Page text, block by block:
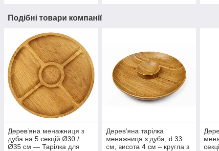
Подібні товари компанії
Дерев’яна менажниця з
дуба на 5 секцій Ø30 /
Ø35 см — Тарілка для
Дерев’яна тарілка
менажниця з дуба, d 33
см, висота 4 см – кругла з